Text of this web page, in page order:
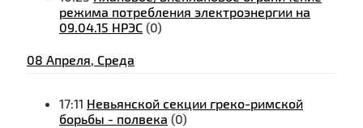
режима потребления электроэнергии на
09.04.15 НРЭС (0)
08 Апреля, Среда
17:11 Невьянской секции греко-римской
борьбы - полвека (0)